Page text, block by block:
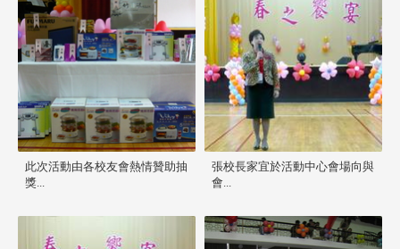
此次活動由各校友會熱情贊助抽
獎...
張校長家宜於活動中心會場向與
會...